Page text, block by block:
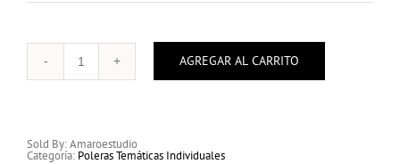
Poleras
Temáticas
AGREGAR AL CARRITO
Sold By: Amaroestudio
Categoría: Poleras Temáticas Individuales